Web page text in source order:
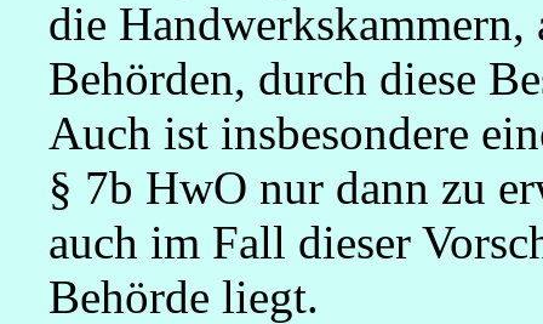
die Handwerkskammern,
Behörden, durch diese
Auch ist insbesondere
§ 7b HwO nur dann zu
auch im Fall dieser
Behörde liegt.